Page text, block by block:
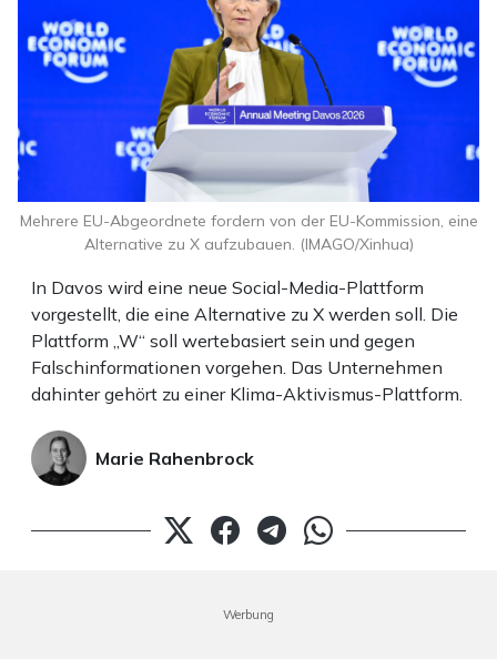
In Davos wird eine neue Social-Media-Plattform
vorgestellt, die eine Alternative zu X werden soll. Die
Plattform „W“ soll wertebasiert sein und gegen
Falschinformationen vorgehen. Das Unternehmen
dahinter gehört zu einer Klima-Aktivismus-Plattform.
Marie Rahenbrock
Mehrere EU-Abgeordnete fordern von der EU-Kommission, eine
Alternative zu X aufzubauen. (IMAGO/Xinhua)
Werbung